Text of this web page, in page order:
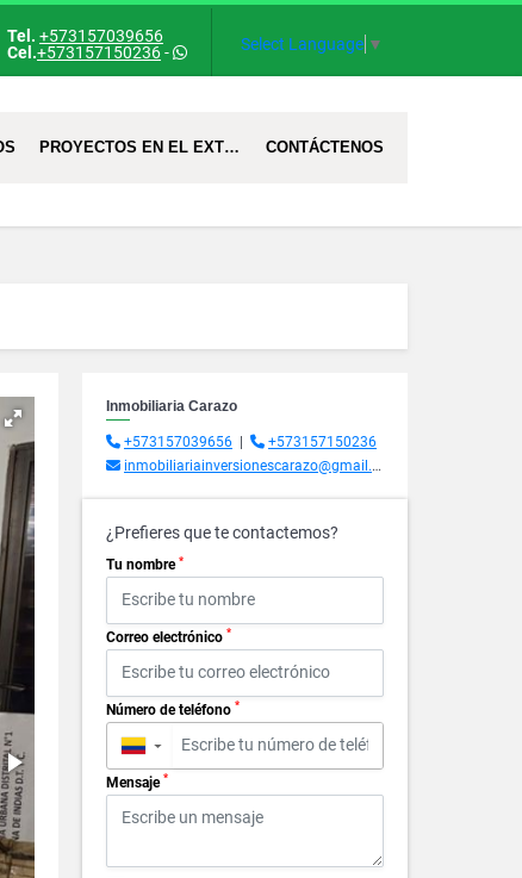
Tel. +573157039656
Cel.+573157150236- Select Language ▼
PROYECTOS EN EL EXTRANJERO CONTÁCTENOS
Inmobiliaria Carazo
+573157039656
+573157150236
inmobiliariainversionescarazo@gmail.com
¿Prefieres que te contactemos?
Tu nombre *
Correo electrónico *
Número de teléfono *
▼
Mensaje *